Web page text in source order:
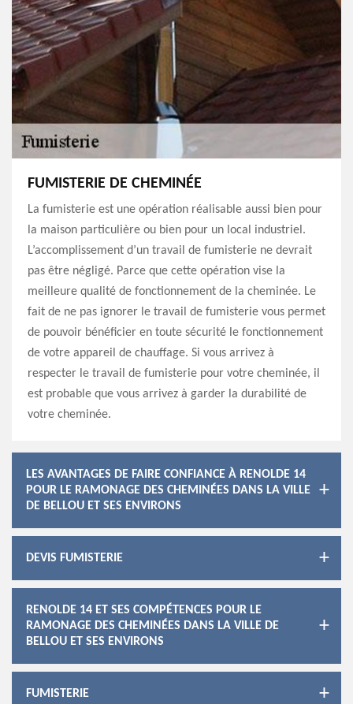
FUMISTERIE DE CHEMINÉE
La fumisterie est une opération réalisable aussi bien pour
la maison particulière ou bien pour un local industriel.
L’accomplissement d’un travail de fumisterie ne devrait
pas être négligé. Parce que cette opération vise la
meilleure qualité de fonctionnement de la cheminée. Le
fait de ne pas ignorer le travail de fumisterie vous permet
de pouvoir bénéficier en toute sécurité le fonctionnement
de votre appareil de chauffage. Si vous arrivez à
respecter le travail de fumisterie pour votre cheminée, il
est probable que vous arrivez à garder la durabilité de
votre cheminée.
LES AVANTAGES DE FAIRE CONFIANCE À RENOLDE 14
POUR LE RAMONAGE DES CHEMINÉES DANS LA VILLE
DE BELLOU ET SES ENVIRONS
DEVIS FUMISTERIE
RENOLDE 14 ET SES COMPÉTENCES POUR LE
RAMONAGE DES CHEMINÉES DANS LA VILLE DE
BELLOU ET SES ENVIRONS
FUMISTERIE